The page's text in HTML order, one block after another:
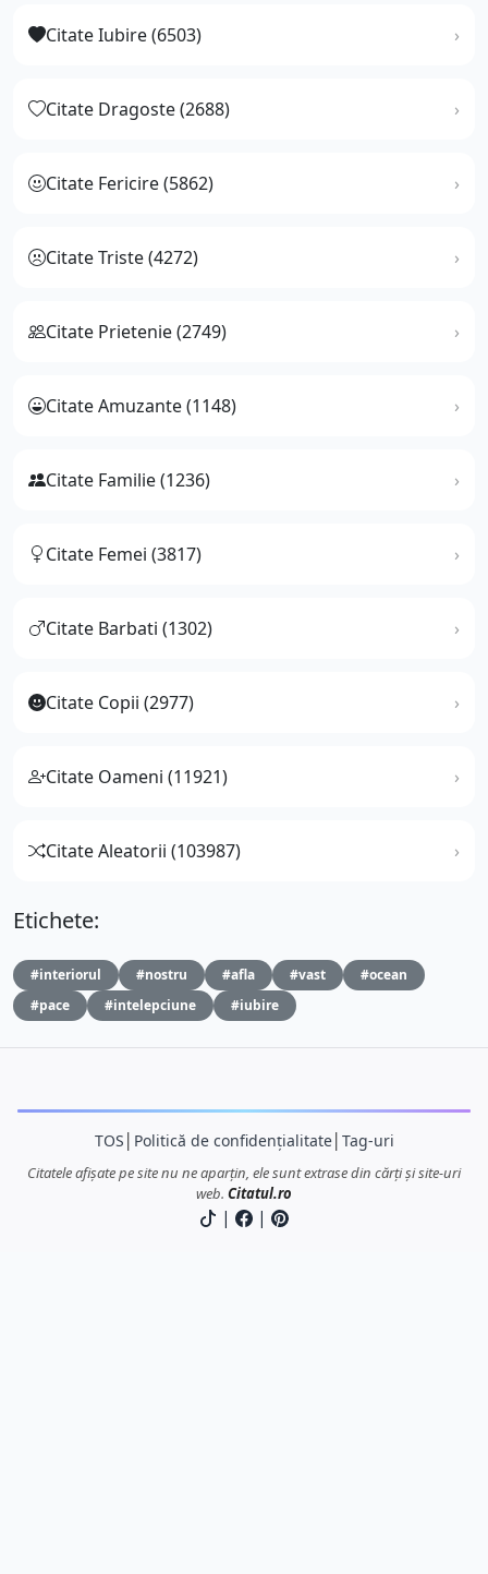
Citate Iubire (6503)
Citate Dragoste (2688)
Citate Fericire (5862)
Citate Triste (4272)
Citate Prietenie (2749)
Citate Amuzante (1148)
Citate Familie (1236)
Citate Femei (3817)
Citate Barbati (1302)
Citate Copii (2977)
Citate Oameni (11921)
Citate Aleatorii (103987)
Etichete:
#interiorul #nostru #afla #vast
#ocean
#pace
#intelepciune #iubire
TOS Politică de confidențialitate│ Tag-uri
Citatele afișate pe site nu ne aparțin, ele sunt extrase din cărți și site-uri
web. Citatul.ro
| |